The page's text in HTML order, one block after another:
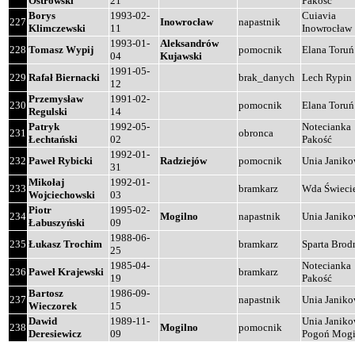
227
Borys
Klimczewski
1993-02-
11
Inowrocław napastnik
Cuiavia
Inowrocław
228 Tomasz Wypij
1993-01-
04
Aleksandrów
Kujawski
pomocnik Elana Toruń
229 Rafał Biernacki
1991-05-
12
brak_danych Lech Rypin
230
Przemysław
Regulski
1991-02-
14
pomocnik Elana Toruń
231
Patryk
Łechtański
1992-05-
02
obronca
Notecianka
Pakość
232 Paweł Rybicki
1992-01-
31
Radziejów pomocnik Unia
233
Mikołaj
Wojciechowski
1992-01-
03
bramkarz Wda
234
Piotr
Łabuszyński
1995-02-
09
Mogilno napastnik Unia
235 Łukasz Trochim
1988-06-
25
bramkarz Sparta
236 Paweł Krajewski
1985-04-
19
bramkarz
Notecianka
Pakość
237
Bartosz
Wieczorek
1986-09-
15
napastnik Unia
238
Dawid
Deresiewicz
1989-11-
09
Mogilno pomocnik
Unia
Pogoń